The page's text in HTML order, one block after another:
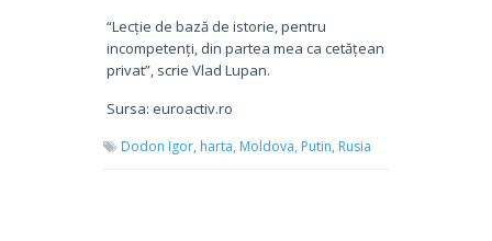
“Lecție de bază de istorie, pentru
incompetenți, din partea mea ca cetățean
privat”, scrie Vlad Lupan.
Sursa: euroactiv.ro
Dodon Igor, harta, Moldova, Putin, Rusia